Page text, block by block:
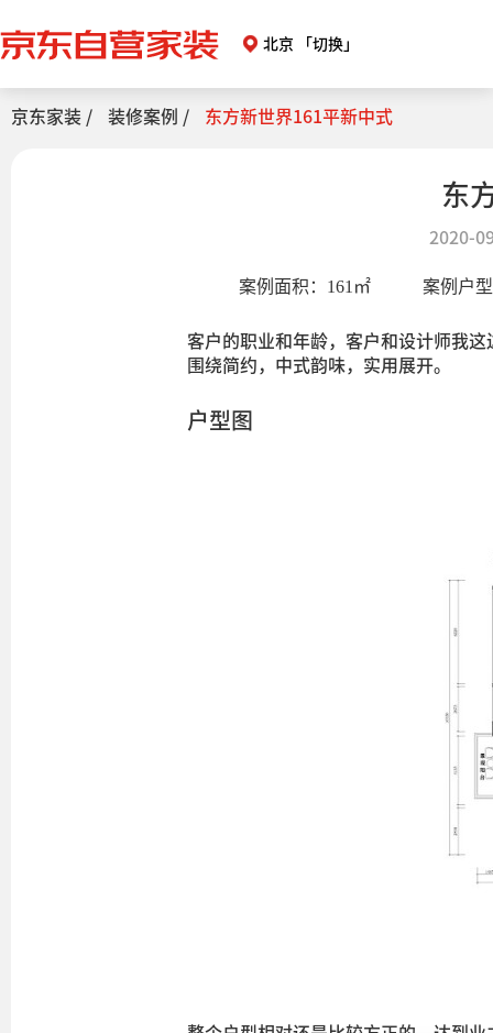
北京 「切换」
京东家装 / 装修案例 / 东方新世界161平新中式
东
2020-
案例面积： 161 ㎡ 案例户
客户的职业和年龄，客户和设计师我
围绕简约，中式韵味，实用展开。
户型图